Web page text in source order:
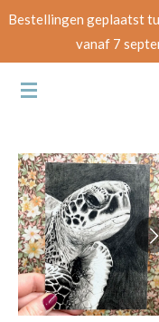
Ga
de
Bestellingen geplaatst
vanaf 7